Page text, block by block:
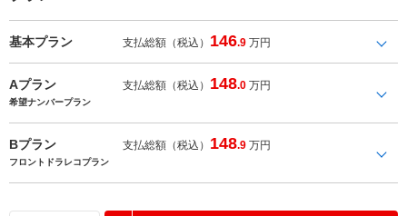
基本プラン 支払総額（税込） 146.9 万円
Aプラン 支払総額（税込） 148.0 万円
希望ナンバープラン
Bプラン 支払総額（税込） 148.9 万円
フロントドラレコプラン